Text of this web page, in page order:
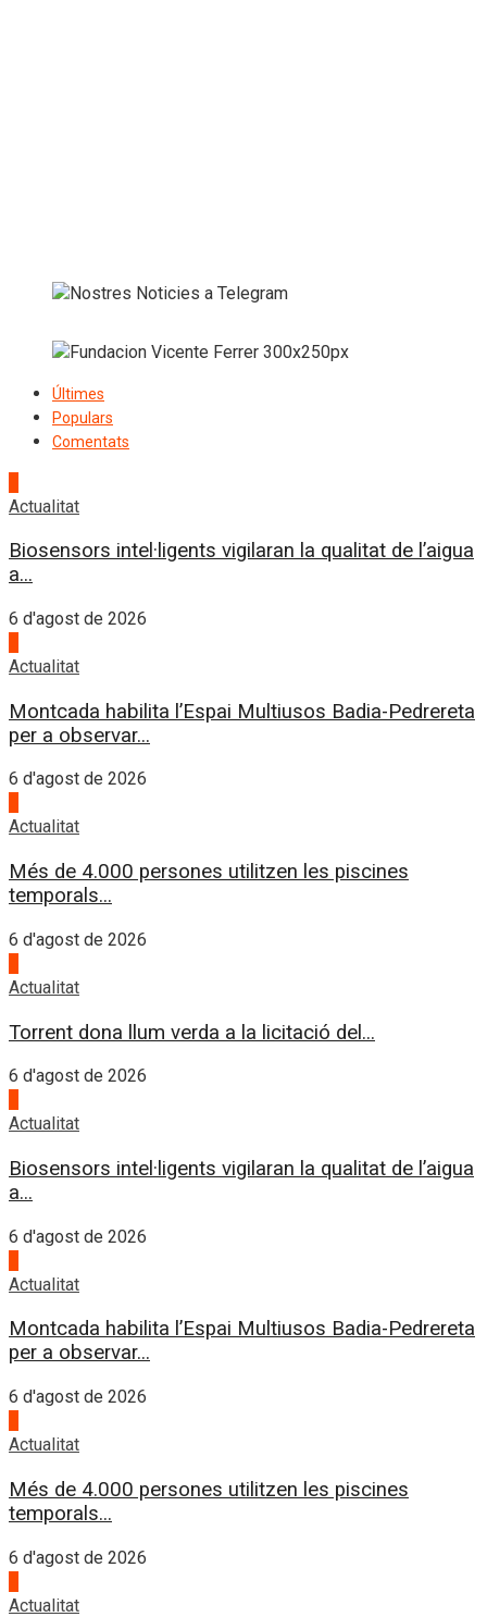
Últimes
Populars
Comentats
Actualitat
Biosensors intel·ligents vigilaran la qualitat de l’aigua
a...
6 d'agost de 2026
Actualitat
Montcada habilita l’Espai Multiusos Badia-Pedrereta
per a observar...
6 d'agost de 2026
Actualitat
Més de 4.000 persones utilitzen les piscines
temporals...
6 d'agost de 2026
Actualitat
Torrent dona llum verda a la licitació del...
6 d'agost de 2026
Actualitat
Biosensors intel·ligents vigilaran la qualitat de l’aigua
a...
6 d'agost de 2026
Actualitat
Montcada habilita l’Espai Multiusos Badia-Pedrereta
per a observar...
6 d'agost de 2026
Actualitat
Més de 4.000 persones utilitzen les piscines
temporals...
6 d'agost de 2026
Actualitat